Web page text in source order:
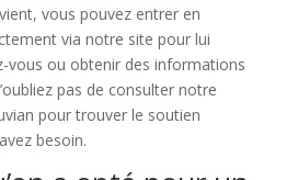
vous pouvez entrer en
via notre site pour lui
vous ou obtenir des informations
pas de consulter notre
pour trouver le soutien
besoin.